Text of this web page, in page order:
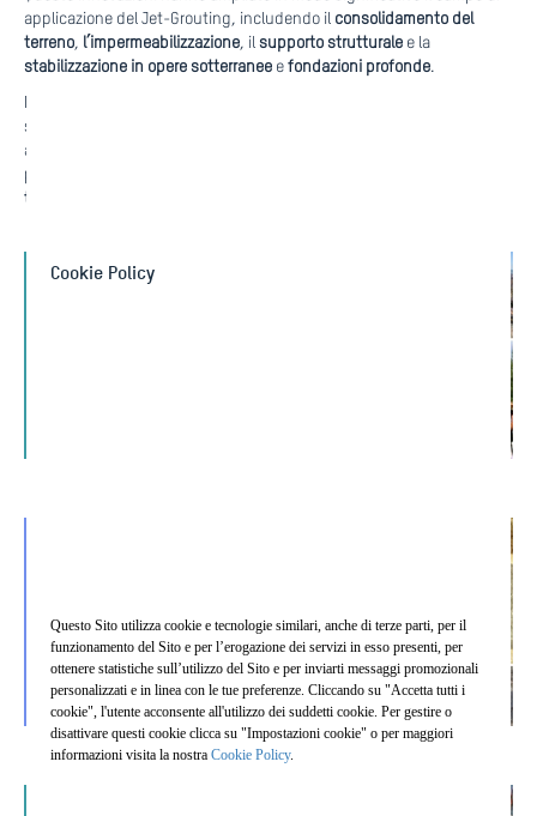
applicazione del Jet-Grouting, includendo il consolidamento del
terreno, l’impermeabilizzazione, ilsupportostrutturale e la
stabilizzazione in opere sotterranee efondazioni profonde.
Nei primi anni ’80, l’azienda ha iniziato a realizzare progetti
specializzati utilizzando personale interno altamente qualificato e
attrezzature sviluppate su misura. L’elevata qualità, la scala e la
produttività costante di questi interventi hanno posizionato
tra le leader mondiali nelle tecnologie di Jet-Grouting.
Core Business
Cookie Policy
Questo Sito utilizza cookie e tecnologie similari, anche di terze parti, per il
funzionamento del Sito e per l’erogazione dei servizi in esso presenti, per
ottenere statistiche sull’utilizzo del Sito e per inviarti messaggi promozionali
personalizzati e in linea con le tue preferenze. Cliccando su "Accetta tutti i
cookie", l'utente acconsente all'utilizzo dei suddetti cookie. Per gestire o
disattivare questi cookie clicca su "Impostazioni cookie" o per maggiori
informazioni visita la nostraCookie Policy.